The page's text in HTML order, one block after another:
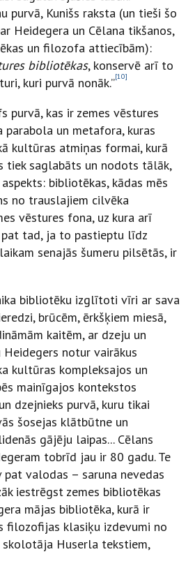
purvā, Kunišs raksta (un tieši šo
Heidegera un Cēlana tikšanos,
un filozofa attiecībām):
bibliotēkas, konservē arī to
kuri purvā nonāk.”[10]
purvā, kas ir zemes vēstures
un metafora, kuras
kultūras atmiņas formai, kurā
tiek saglabāts un nodots tālāk,
bibliotēkas, kādas mēs
no trauslajiem cilvēka
vēstures fona, uz kura arī
tad, ja to pastieptu līdz
senajās šumeru pilsētās, ir
bibliotēku izglītoti vīri ar sava
brūcēm, ērkšķiem miesā,
kaitēm, ar dzeju un
notur vairākus
kultūras kompleksajos un
mainīgajos kontekstos
dzejnieks purvā, kuru tikai
šosejas klātbūtne un
gājēju laipas... Cēlans
tobrīd jau ir 80 gadu. Te
pat valodas – saruna nevedas
iestrēgst zemes bibliotēkas
mājas bibliotēka, kurā ir
filozofijas klasiķu izdevumi no
skolotāja Huserla tekstiem,